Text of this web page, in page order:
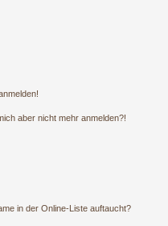
aber nicht mehr anmelden?!
in der Online-Liste auftaucht?